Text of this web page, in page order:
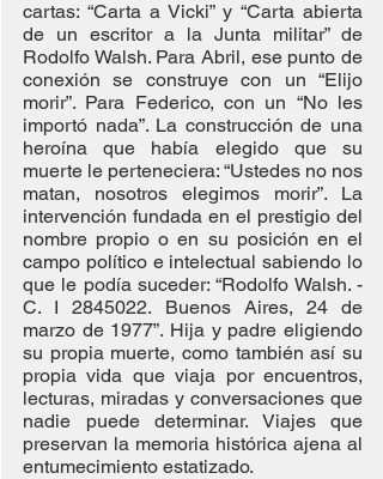
cartas: “Carta a Vicki” y “Carta abierta
de un escritor a la Junta militar” de
Rodolfo Walsh. Para Abril, ese punto de
conexión se construye con un “Elijo
morir”. Para Federico, con un “No les
importó nada”. La construcción de una
heroína que había elegido que su
muerte le perteneciera: “Ustedes no nos
matan, nosotros elegimos morir”. La
intervención fundada en el prestigio del
nombre propio o en su posición en el
campo político e intelectual sabiendo lo
que le podía suceder: “Rodolfo Walsh. -
C. I 2845022. Buenos Aires, 24 de
marzo de 1977”. Hija y padre eligiendo
su propia muerte, como también así su
propia vida que viaja por encuentros,
lecturas, miradas y conversaciones que
nadie puede determinar. Viajes que
preservan la memoria histórica ajena al
entumecimiento estatizado.